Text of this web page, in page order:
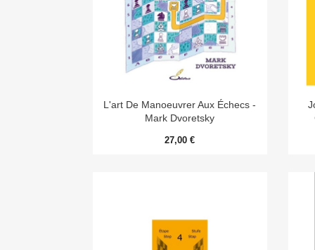
Aperçu rapide
L'art De Manoeuvrer Aux Échecs -
Mark Dvoretsky
27,00 €